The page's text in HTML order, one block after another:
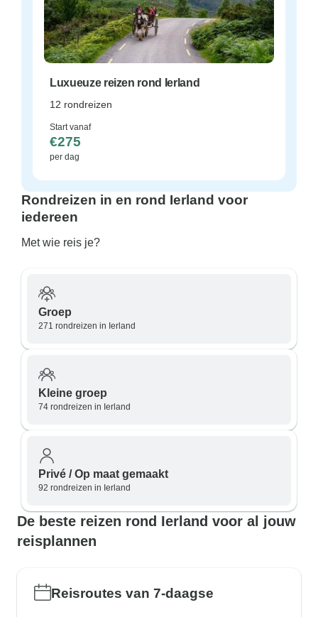
Luxueuze reizen rond Ierland
12 rondreizen
Start vanaf
€275
per dag
Rondreizen in en rond Ierland voor
iedereen
Met wie reis je?
Groep
271 rondreizen in Ierland
Kleine groep
74 rondreizen in Ierland
Privé / Op maat gemaakt
92 rondreizen in Ierland
De beste reizen rond Ierland voor al jouw
reisplannen
Reisroutes van 7-daagse